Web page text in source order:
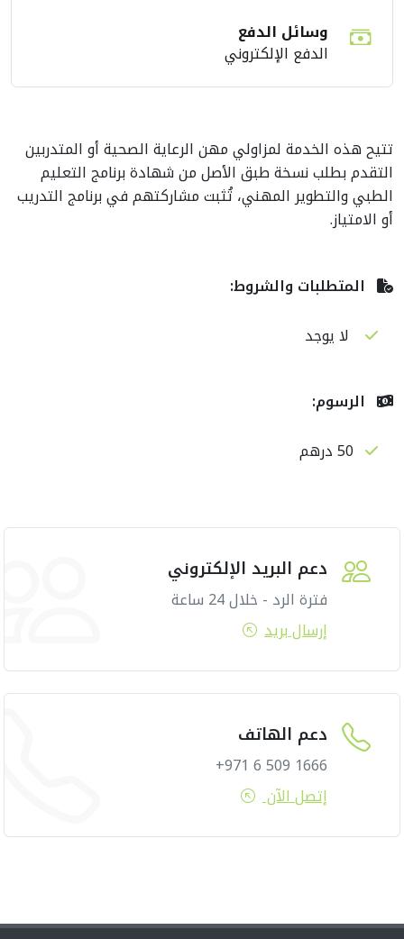
وسائل الدفع
الدفع الإلكتروني
تتيح هذه الخدمة لمزاولي مهن الرعاية الصحية أو المتدربين
التقدم بطلب نسخة طبق الأصل من شهادة برنامج التعليم
الطبي والتطوير المهني، تُثبت مشاركتهم في برنامج التدريب
أو الامتياز.
المتطلبات والشروط:
لا يوجد
الرسوم:
50 درهم
دعم البريد الإلكتروني
فترة الرد - خلال 24 ساعة
إرسال بريد
دعم الهاتف
1666 509 6 971+
إتصل الآن